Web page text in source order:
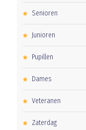
Senioren
Junioren
Pupillen
Dames
Veteranen
Zaterdag